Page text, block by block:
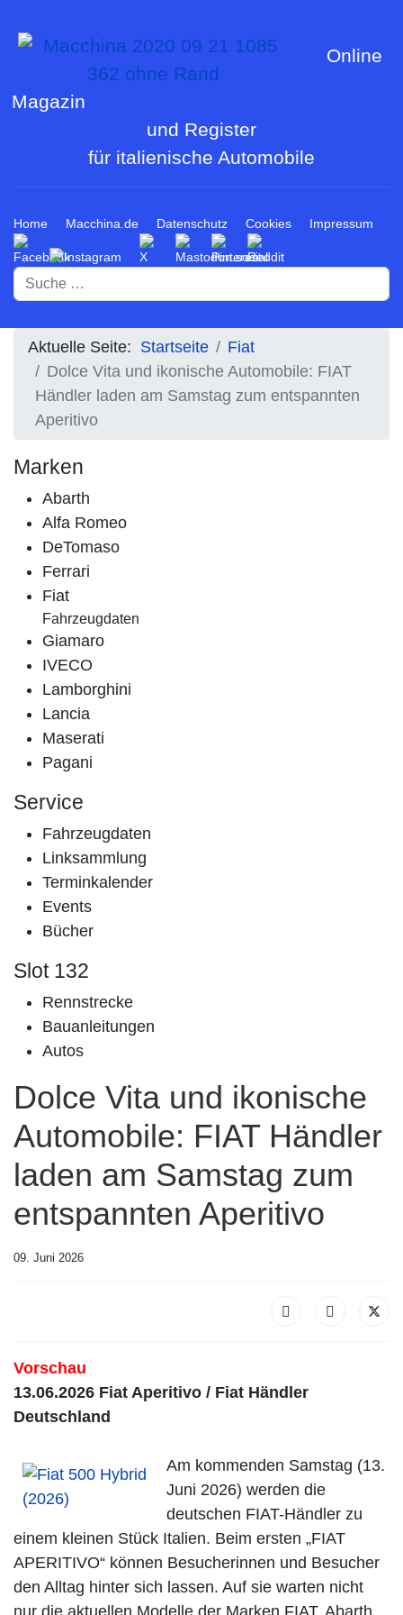
Online
Magazin
und Register
für italienische Automobile
Home Macchina.de Datenschutz Cookies Impressum
Suchen
Aktuelle Seite: Startseite
Fiat
Dolce Vita und ikonische Automobile: FIAT
Händler laden am Samstag zum entspannten
Aperitivo
Marken
Abarth
Alfa Romeo
DeTomaso
Ferrari
Fiat
Fahrzeugdaten
Giamaro
IVECO
Lamborghini
Lancia
Maserati
Pagani
Service
Fahrzeugdaten
Linksammlung
Terminkalender
Events
Bücher
Slot 132
Rennstrecke
Bauanleitungen
Autos
Dolce Vita und ikonische
Automobile: FIAT Händler
laden am Samstag zum
entspannten Aperitivo
09. Juni 2026
Vorschau
13.06.2026 Fiat Aperitivo / Fiat Händler
Deutschland
Am kommenden Samstag (13.
Juni 2026) werden die
deutschen FIAT-Händler zu
einem kleinen Stück Italien. Beim ersten „FIAT
APERITIVO“ können Besucherinnen und Besucher
den Alltag hinter sich lassen. Auf sie warten nicht
nur die aktuellen Modelle der Marken FIAT, Abarth